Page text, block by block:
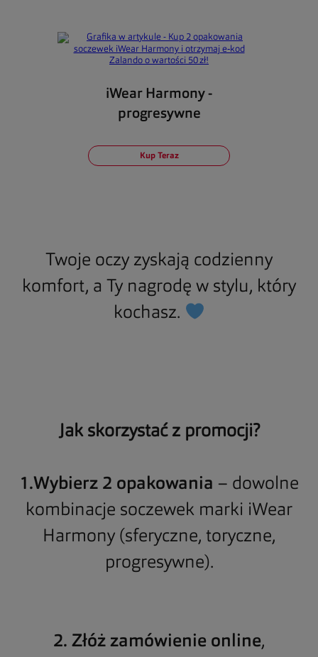
iWear Harmony -
progresywne
Kup Teraz
Twoje oczy zyskają codzienny
komfort, a Ty nagrodę w stylu, który
kochasz.
Jak skorzystać z promocji?
1.Wybierz 2 opakowania – dowolne
kombinacje soczewek marki iWear
Harmony (sferyczne, toryczne,
progresywne).
2. Złóż zamówienie online,